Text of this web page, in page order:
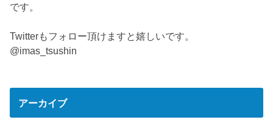
です。
Twitterもフォロー頂けますと嬉しいです。
@imas_tsushin
アーカイブ